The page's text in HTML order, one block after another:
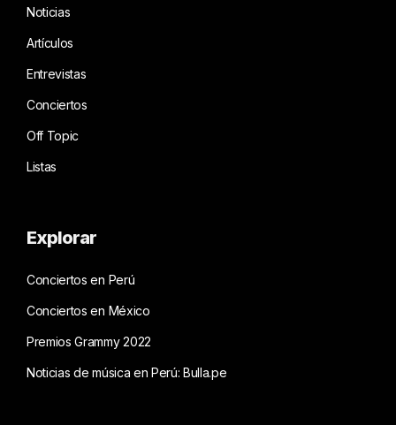
Noticias
Artículos
Entrevistas
Conciertos
Off Topic
Listas
Explorar
Conciertos en Perú
Conciertos en México
Premios Grammy 2022
Noticias de música en Perú: Bulla.pe